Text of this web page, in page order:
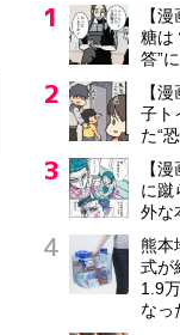
【
糖は
答”
【
子ト
た“
【
に
外な
熊本
式が
1.9
なっ